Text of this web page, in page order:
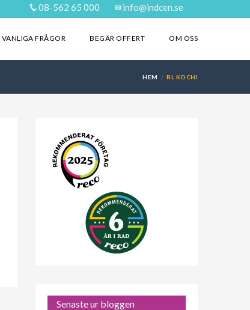
08-562 65 000 info@indcen.se
VANLIGA FRÅGOR BEGÄR OFFERT OM OSS
HEM RL KOCHI
Senaste ur bloggen